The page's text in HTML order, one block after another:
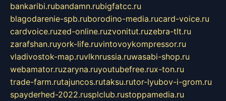
bankaribi.rubandamn.rubigfatcc.ru
blagodarenie-spb.ruborodino-media.rucard-voice.ru
cardvoice.ruzed-online.ruzvonitut.ruzebra-tlt.ru
zarafshan.ruyork-life.ruvintovoykompressor.ru
vladivostok-map.ruvlknrussia.ruwasabi-shop.ru
webamator.ruzaryna.ruyoutubefree.rux-ton.ru
trade-farm.rutajuncos.rutaksu.rutor-lyubov-i-grom.ru
spayderhed-2022.rusplclub.rustoppamedia.ru